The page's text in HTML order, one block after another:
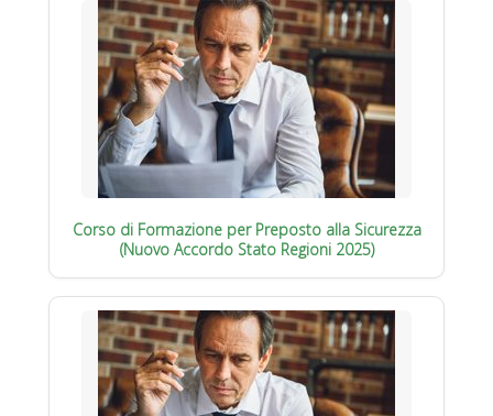
Corso di Formazione per Preposto alla Sicurezza
(Nuovo Accordo Stato Regioni 2025)